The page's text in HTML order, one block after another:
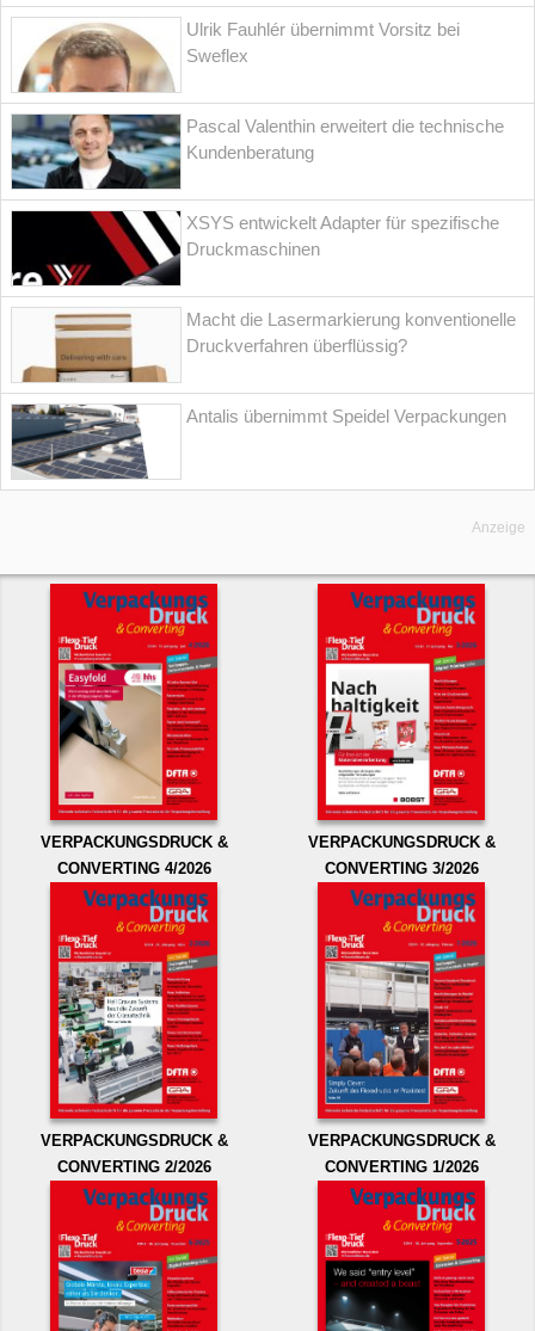
Ulrik Fauhlér übernimmt Vorsitz bei
Sweflex
Pascal Valenthin erweitert die technische
Kundenberatung
XSYS entwickelt Adapter für spezifische
Druckmaschinen
Macht die Lasermarkierung konventionelle
Druckverfahren überflüssig?
Antalis übernimmt Speidel Verpackungen
Anzeige
VERPACKUNGSDRUCK &
CONVERTING 4/2026
VERPACKUNGSDRUCK &
CONVERTING 3/2026
VERPACKUNGSDRUCK &
CONVERTING 2/2026
VERPACKUNGSDRUCK &
CONVERTING 1/2026